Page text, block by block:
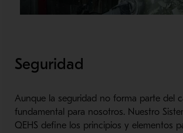
Seguridad
Aunque la seguridad no forma parte del
fundamental para nosotros. Nuestro
QEHS define los principios y elementos